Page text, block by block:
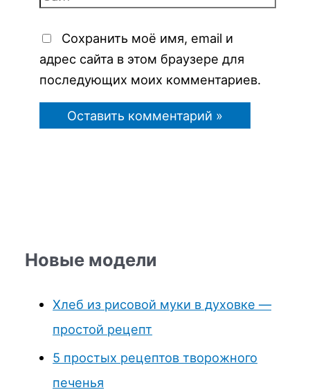
Сохранить моё имя, email и
адрес сайта в этом браузере для
последующих моих комментариев.
Новые модели
Хлеб из рисовой муки в духовке —
простой рецепт
5 простых рецептов творожного
печенья